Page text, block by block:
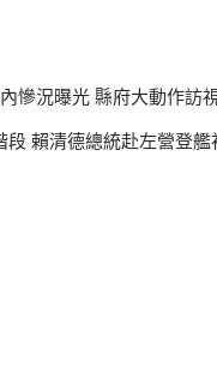
慘況曝光 縣府大動作訪
段 賴清德總統赴左營登艦